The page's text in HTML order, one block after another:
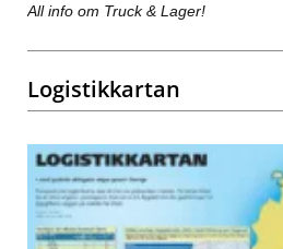
All info om Truck & Lager!
Logistikkartan